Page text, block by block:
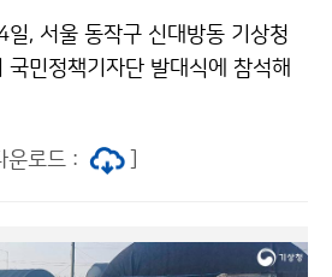
, 서울 동작구 신대방동 기상청
민정책기자단 발대식에 참석해
운로드 :